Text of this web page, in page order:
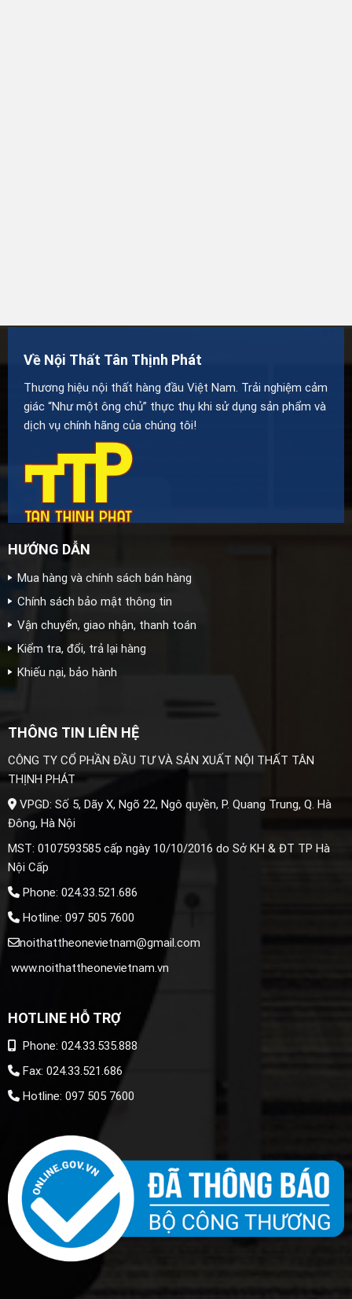
Về Nội Thất Tân Thịnh Phát
Thương hiệu nội thất hàng đầu Việt Nam. Trải nghiệm cảm
giác “Như một ông chủ” thực thụ khi sử dụng sản phẩm và
dịch vụ chính hãng của chúng tôi!
HƯỚNG DẪN
Mua hàng và chính sách bán hàng
Chính sách bảo mật thông tin
Vận chuyển, giao nhận, thanh toán
Kiểm tra, đổi, trả lại hàng
Khiếu nại, bảo hành
THÔNG TIN LIÊN HỆ
CÔNG TY CỔ PHẦN ĐẦU TƯ VÀ SẢN XUẤT NỘI THẤT TÂN
THỊNH PHÁT
VPGD: Số 5, Dãy X, Ngõ 22, Ngô quyền, P. Quang Trung, Q. Hà
Đông, Hà Nội
MST: 0107593585 cấp ngày 10/10/2016 do Sở KH & ĐT TP Hà
Nội Cấp
Phone: 024.33.521.686
Hotline: 097 505 7600
noithattheonevietnam@gmail.com
www.noithattheonevietnam.vn
HOTLINE HỖ TRỢ
Phone: 024.33.535.888
Fax: 024.33.521.686
Hotline: 097 505 7600